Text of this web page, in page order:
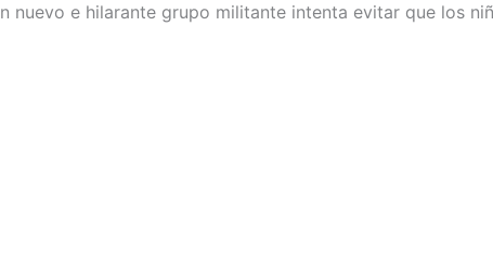
nuevo e hilarante grupo militante intenta evitar que los